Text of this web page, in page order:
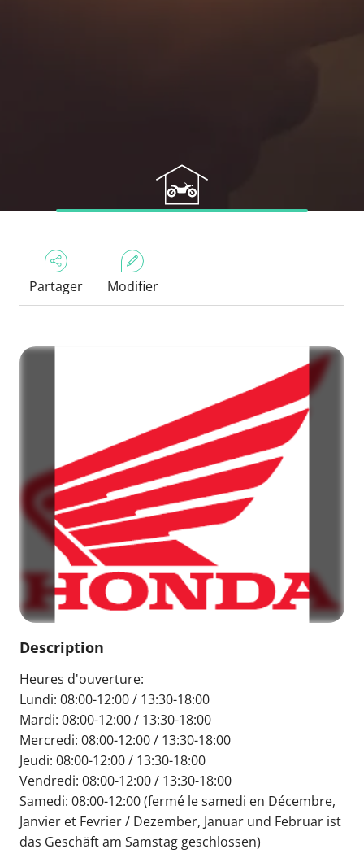
Partager Modifier
Description
Heures d'ouverture:
Lundi: 08:00-12:00 / 13:30-18:00
Mardi: 08:00-12:00 / 13:30-18:00
Mercredi: 08:00-12:00 / 13:30-18:00
Jeudi: 08:00-12:00 / 13:30-18:00
Vendredi: 08:00-12:00 / 13:30-18:00
Samedi: 08:00-12:00 (fermé le samedi en Décembre,
Janvier et Fevrier / Dezember, Januar und Februar ist
das Geschäft am Samstag geschlossen)